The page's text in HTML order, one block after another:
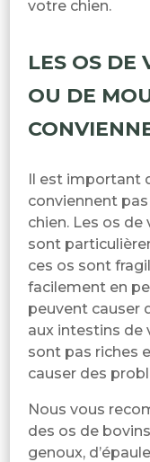
votre chien.
LES OS DE
OU DE
Il est important
conviennent
chien. Les os
sont
ces os sont
facilement en
peuvent causer
aux intestins de
sont pas riches
causer des
Nous vous
des os de
genoux,